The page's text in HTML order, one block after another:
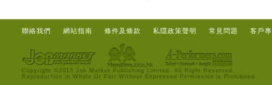
聯絡我們 網站指南 條件及條款 私隱政策聲明 常見問題 客戶
Copyright ©2013 Job Market Publishing Limited. All Right Reserved.
Reproduction in Whole Or Part Without Expressed Permission is Prohibited.